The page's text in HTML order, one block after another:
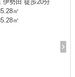
伊勢田 徒歩20分
㎡
㎡